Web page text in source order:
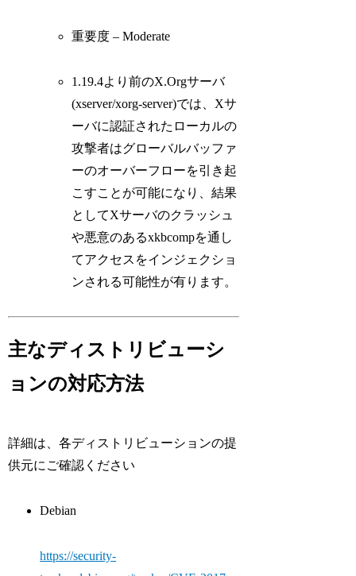
重要度 – Moderate
1.19.4より前のX.Orgサーバ
(xserver/xorg-server)では、Xサ
ーバに認証されたローカルの
攻撃者はグローバルバッファ
ーのオーバーフローを引き起
こすことが可能になり、結果
としてXサーバのクラッシュ
や悪意のあるxkbcompを通し
てアクセスをインジェクショ
ンされる可能性が有ります。
主なディストリビューシ
ョンの対応方法
詳細は、各ディストリビューションの提
供元にご確認ください
Debian
https://security-